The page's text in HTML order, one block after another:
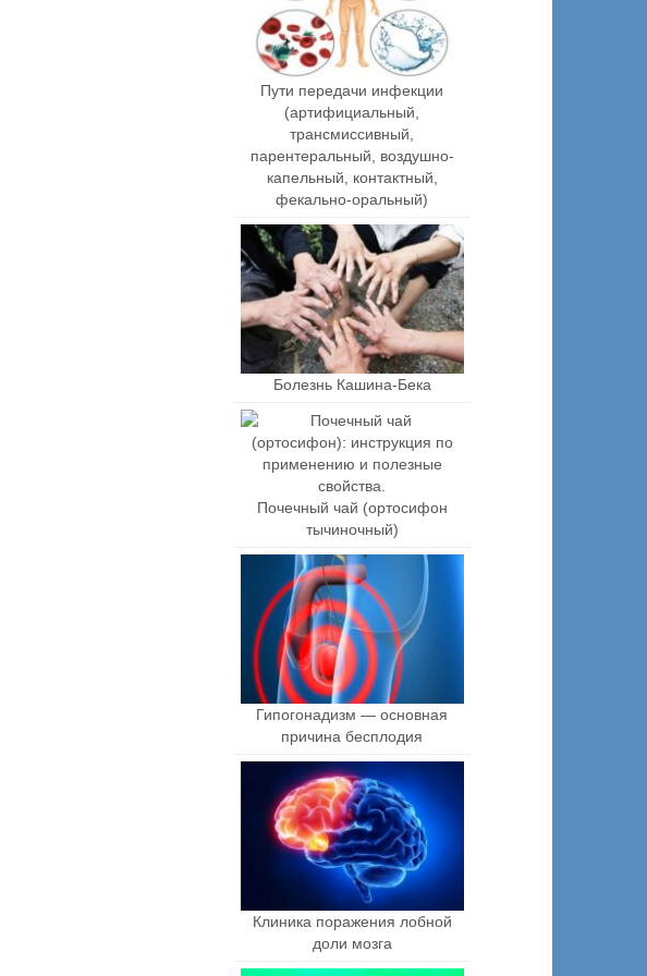
Пути передачи инфекции
(артифициальный,
трансмиссивный,
парентеральный, воздушно-
капельный, контактный,
фекально-оральный)
Болезнь Кашина-Бека
Почечный чай (ортосифон
тычиночный)
Гипогонадизм — основная
причина бесплодия
Клиника поражения лобной
доли мозга